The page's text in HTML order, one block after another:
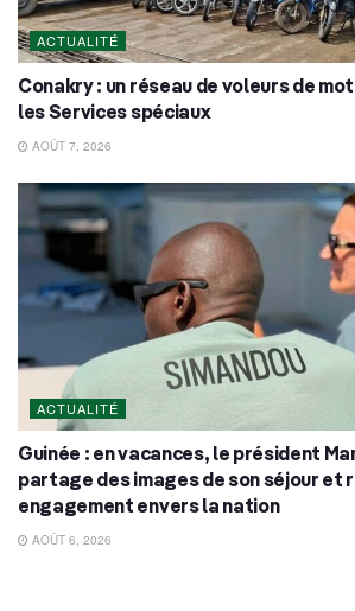
ACTUALITÉ
Conakry : un réseau de voleurs de
les Services spéciaux
AOÛT 7, 2026
ACTUALITÉ
Guinée : en vacances, le président
partage des images de son séjour et
engagement envers la nation
AOÛT 6, 2026